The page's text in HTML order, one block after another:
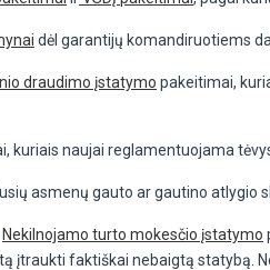
dėl garantijų komandiruotiems
draudimo įstatymo pakeitimai,
kuriais naujai reglamentuojama
asmenų gauto ar gautino atlygio
Nekilnojamo turto mokesčio įstatymo
įtraukti faktiškai nebaigtą statybą.